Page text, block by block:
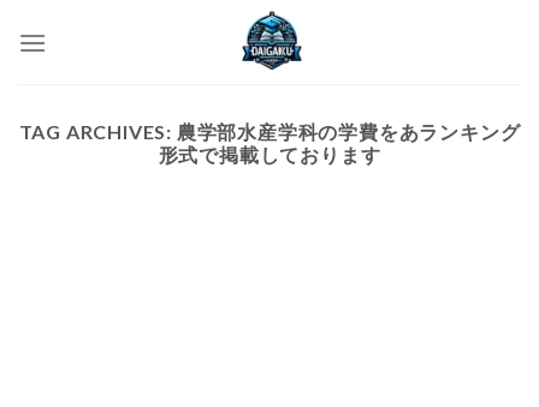
TAG ARCHIVES: 農学部水産学科の学費をあランキング
形式で掲載しております